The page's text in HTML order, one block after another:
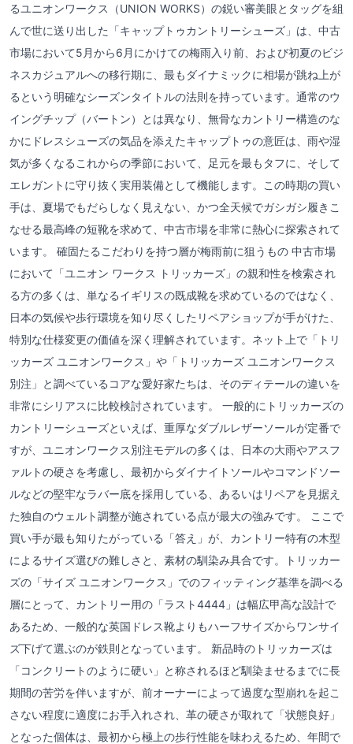
るユニオンワークス（UNION WORKS）の鋭い審美眼とタッグを組
んで世に送り出した「キャップトゥカントリーシューズ」は、中古
市場において5月から6月にかけての梅雨入り前、および初夏のビジ
ネスカジュアルへの移行期に、最もダイナミックに相場が跳ね上が
るという明確なシーズンタイトルの法則を持っています。通常のウ
イングチップ（バートン）とは異なり、無骨なカントリー構造のな
かにドレスシューズの気品を添えたキャップトゥの意匠は、雨や湿
気が多くなるこれからの季節において、足元を最もタフに、そして
エレガントに守り抜く実用装備として機能します。この時期の買い
手は、夏場でもだらしなく見えない、かつ全天候でガシガシ履きこ
なせる最高峰の短靴を求めて、中古市場を非常に熱心に探索されて
います。 確固たるこだわりを持つ層が梅雨前に狙うもの 中古市場
において「ユニオン ワークス トリッカーズ」の親和性を検索され
る方の多くは、単なるイギリスの既成靴を求めているのではなく、
日本の気候や歩行環境を知り尽くしたリペアショップが手がけた、
特別な仕様変更の価値を深く理解されています。ネット上で「トリ
ッカーズ ユニオンワークス」や「トリッカーズ ユニオンワークス
別注」と調べているコアな愛好家たちは、そのディテールの違いを
非常にシリアスに比較検討されています。 一般的にトリッカーズの
カントリーシューズといえば、重厚なダブルレザーソールが定番で
すが、ユニオンワークス別注モデルの多くは、日本の大雨やアスフ
ァルトの硬さを考慮し、最初からダイナイトソールやコマンドソー
ルなどの堅牢なラバー底を採用している、あるいはリペアを見据え
た独自のウェルト調整が施されている点が最大の強みです。 ここで
買い手が最も知りたがっている「答え」が、カントリー特有の木型
によるサイズ選びの難しさと、素材の馴染み具合です。トリッカー
ズの「サイズ ユニオンワークス」でのフィッティング基準を調べる
層にとって、カントリー用の「ラスト4444」は幅広甲高な設計で
あるため、一般的な英国ドレス靴よりもハーフサイズからワンサイ
ズ下げて選ぶのが鉄則となっています。 新品時のトリッカーズは
「コンクリートのように硬い」と称されるほど馴染ませるまでに長
期間の苦労を伴いますが、前オーナーによって過度な型崩れを起こ
さない程度に適度にお手入れされ、革の硬さが取れて「状態良好」
となった個体は、最初から極上の歩行性能を味わえるため、年間で